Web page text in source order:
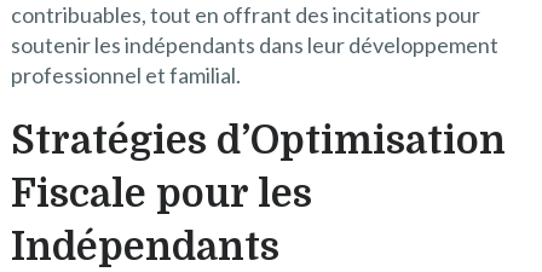
contribuables, tout en offrant des incitations pour
soutenir les indépendants dans leur développement
professionnel et familial.
Stratégies d’Optimisation
Fiscale pour les
Indépendants